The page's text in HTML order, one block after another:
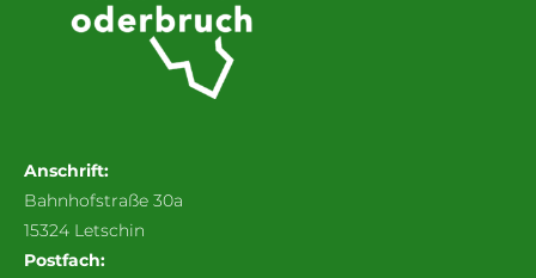
Anschrift:
Bahnhofstraße 30a
15324 Letschin
Postfach: